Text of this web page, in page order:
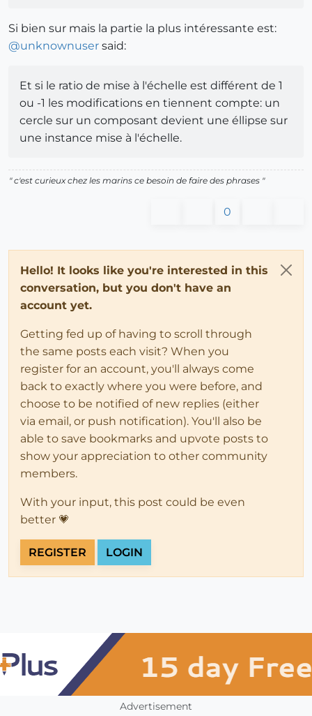
Si bien sur mais la partie la plus intéressante est:
@unknownuser said:
Et si le ratio de mise à l'échelle est différent de 1
ou -1 les modifications en tiennent compte: un
cercle sur un composant devient une éllipse sur
une instance mise à l'échelle.
" c'est curieux chez les marins ce besoin de faire des phrases "
0
Hello! It looks like you're interested in this
conversation, but you don't have an
account yet.
Getting fed up of having to scroll through
the same posts each visit? When you
register for an account, you'll always come
back to exactly where you were before, and
choose to be notified of new replies (either
via email, or push notification). You'll also be
able to save bookmarks and upvote posts to
show your appreciation to other community
members.
With your input, this post could be even
better 💗
REGISTER LOGIN
Advertisement